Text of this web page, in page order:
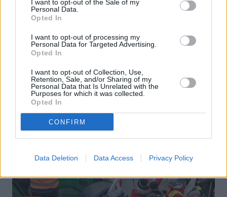
I want to opt-out of the Sale of my
Personal Data.
Opted In
I want to opt-out of processing my
Personal Data for Targeted Advertising.
Opted In
I want to opt-out of Collection, Use,
Retention, Sale, and/or Sharing of my
Personal Data that Is Unrelated with the
Purposes for which it was collected.
Opted In
CONFIRM
Data Deletion Data Access Privacy Policy
To jeszcze nie koniec transferów. Do
gwiazdor TVP